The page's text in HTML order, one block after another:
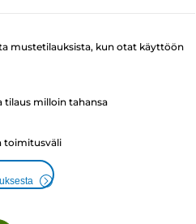
mustetilauksista, kun otat käyttöön
tilaus milloin tahansa
toimitusväli